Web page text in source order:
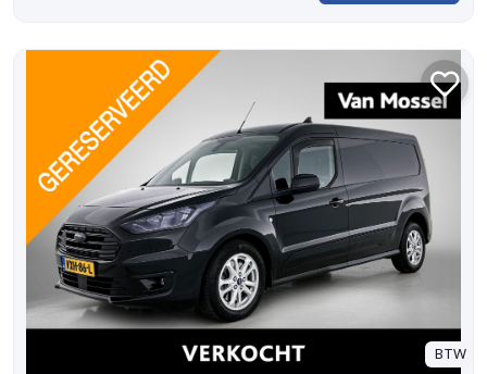
BTW